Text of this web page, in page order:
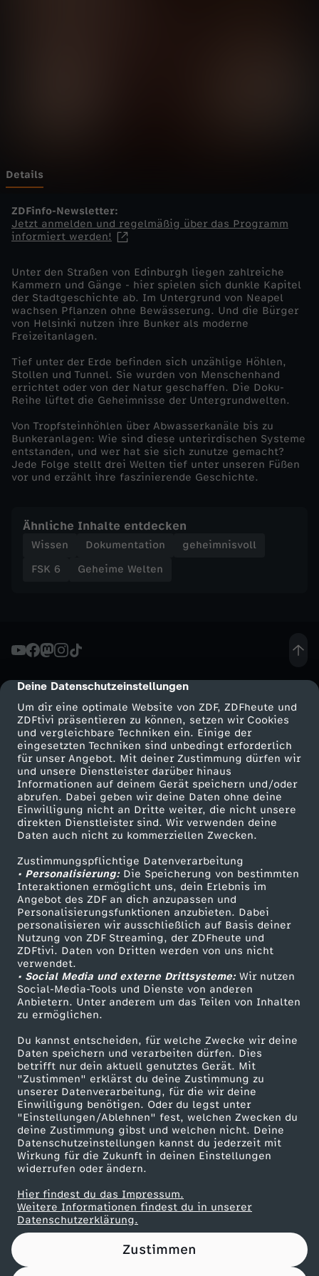
cmp-dialog-description
Deine Datenschutzeinstellungen
Um dir eine optimale Website von ZDF, ZDFheute und
ZDFtivi präsentieren zu können, setzen wir Cookies
und vergleichbare Techniken ein. Einige der
eingesetzten Techniken sind unbedingt erforderlich
für unser Angebot. Mit deiner Zustimmung dürfen wir
und unsere Dienstleister darüber hinaus
Informationen auf deinem Gerät speichern und/oder
abrufen. Dabei geben wir deine Daten ohne deine
Einwilligung nicht an Dritte weiter, die nicht unsere
direkten Dienstleister sind. Wir verwenden deine
Daten auch nicht zu kommerziellen Zwecken.
Zustimmungspflichtige Datenverarbeitung
• Personalisierung:Die Speicherung von bestimmten
Interaktionen ermöglicht uns, dein Erlebnis im
Angebot des ZDF an dich anzupassen und
Personalisierungsfunktionen anzubieten. Dabei
personalisieren wir ausschließlich auf Basis deiner
Nutzung von ZDF Streaming, der ZDFheute und
ZDFtivi. Daten von Dritten werden von uns nicht
verwendet.
• Social Media und externe Drittsysteme:Wir nutzen
Social-Media-Tools und Dienste von anderen
Anbietern. Unter anderem um das Teilen von Inhalten
zu ermöglichen.
Du kannst entscheiden, für welche Zwecke wir deine
Daten speichern und verarbeiten dürfen. Dies
betrifft nur dein aktuell genutztes Gerät. Mit
"Zustimmen" erklärst du deine Zustimmung zu
unserer Datenverarbeitung, für die wir deine
Einwilligung benötigen. Oder du legst unter
"Einstellungen/Ablehnen" fest, welchen Zwecken du
deine Zustimmung gibst und welchen nicht. Deine
Datenschutzeinstellungen kannst du jederzeit mit
Wirkung für die Zukunft in deinen Einstellungen
widerrufen oder ändern.
Hier findest du das Impressum.
Weitere Informationen findest du in unserer
Datenschutzerklärung.
Zustimmen
n
-
D
u
n
l
e
s
L
a
b
i
n
t
h
Details
ZDFinfo-Newsletter:
Jetzt anmelden und regelmäßig über das Programm
informiert werden!
Unter den Straßen von Edinburgh liegen zahlreiche
Kammern und Gänge - hier spielen sich dunkle Kapitel
der Stadtgeschichte ab. Im Untergrund von Neapel
wachsen Pflanzen ohne Bewässerung. Und die Bürger
von Helsinki nutzen ihre Bunker als moderne
Freizeitanlagen.
Tief unter der Erde befinden sich unzählige Höhlen,
Stollen und Tunnel. Sie wurden von Menschenhand
errichtet oder von der Natur geschaffen. Die Doku-
Reihe lüftet die Geheimnisse der Untergrundwelten.
Von Tropfsteinhöhlen über Abwasserkanäle bis zu
Bunkeranlagen: Wie sind diese unterirdischen Systeme
entstanden, und wer hat sie sich zunutze gemacht?
Jede Folge stellt drei Welten tief unter unseren Füßen
vor und erzählt ihre faszinierende Geschichte.
Ähnliche Inhalte entdecken
Wissen Dokumentation
geheimnisvoll
FSK 6
Geheime Welten
Mehr ZDF
ZDF-Apps
Smart TV
ZDFtext
Livestreams
Sendungen A-Z
TV-Programm
Service
ZDFmitreden
Kontakt zum ZDF
Tickets
Zuschauerservice
Hilfe
ZDF Unternehmen
Karriere
ZDF goes Schule
Werbefernsehen
Mainzelmännchen
Partner